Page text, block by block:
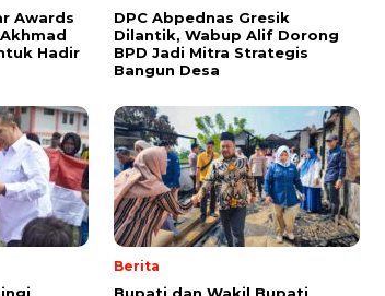
Awards
Hadir
DPC Abpednas Gresik
Dilantik, Wabup Alif Dorong
BPD Jadi Mitra Strategis
Bangun Desa
Berita